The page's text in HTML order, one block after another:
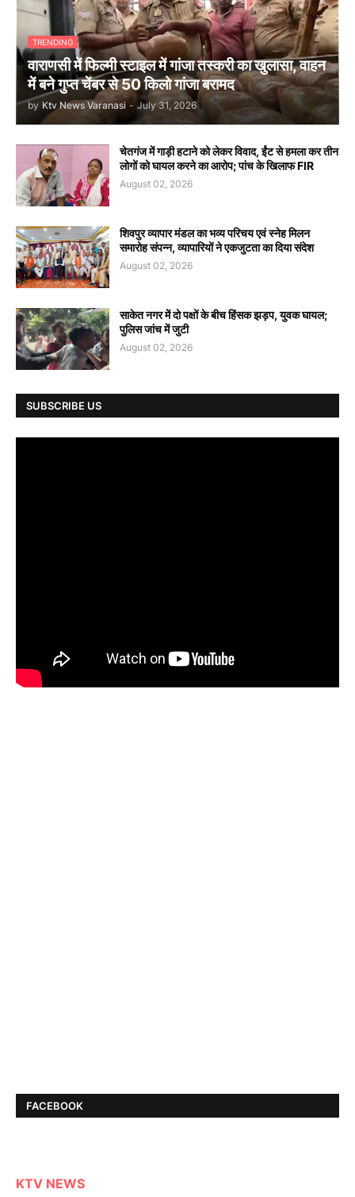
TRENDING
वाराणसी में फिल्मी स्टाइल में गांजा तस्करी का खुलासा, वाहन
में बने गुप्त चेंबर से 50 किलो गांजा बरामद
by Ktv News Varanasi - July 31, 2026
चेतगंज में गाड़ी हटाने को लेकर विवाद, ईंट से हमला कर तीन
लोगों को घायल करने का आरोप; पांच के खिलाफ FIR
August 02, 2026
शिवपुर व्यापार मंडल का भव्य परिचय एवं स्नेह मिलन
समारोह संपन्न, व्यापारियों ने एकजुटता का दिया संदेश
August 02, 2026
साकेत नगर में दो पक्षों के बीच हिंसक झड़प, युवक घायल;
पुलिस जांच में जुटी
August 02, 2026
SUBSCRIBE US
FACEBOOK
KTV NEWS